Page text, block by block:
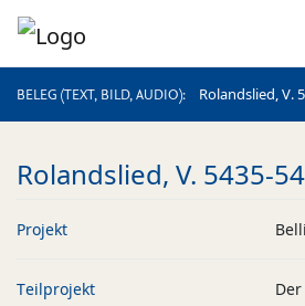
BELEG (TEXT, BILD, AUDIO) Rolandslied, V.
BELEG (TEXT, BILD, AUDIO)
Rolandslied, V. 5435-
Projekt
Teilprojekt